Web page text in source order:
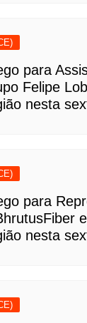
para
Felipe
nesta
para
nesta